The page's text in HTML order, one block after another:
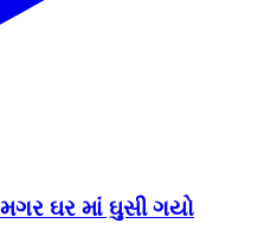
મગર ઘર માં ઘુસી ગયો